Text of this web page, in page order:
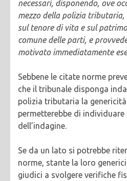
necessari, disponendo, ove
mezzo della polizia
sul tenore di vita e sul
comune delle parti, e
motivato immediatamente
Sebbene le citate norme
che il tribunale disponga
polizia tributaria la
permetterebbe di individuare
dell’indagine.
Se da un lato si potrebbe
norme, stante la loro
giudici a svolgere verifiche